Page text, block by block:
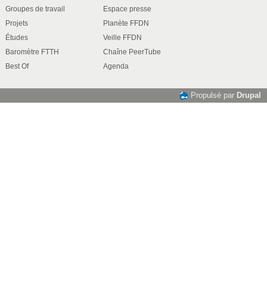
Groupes de travail
Projets
Études
Baromètre FTTH
Best Of
Espace presse
Planète FFDN
Veille FFDN
Chaîne PeerTube
Agenda
Propulsé par Drupal